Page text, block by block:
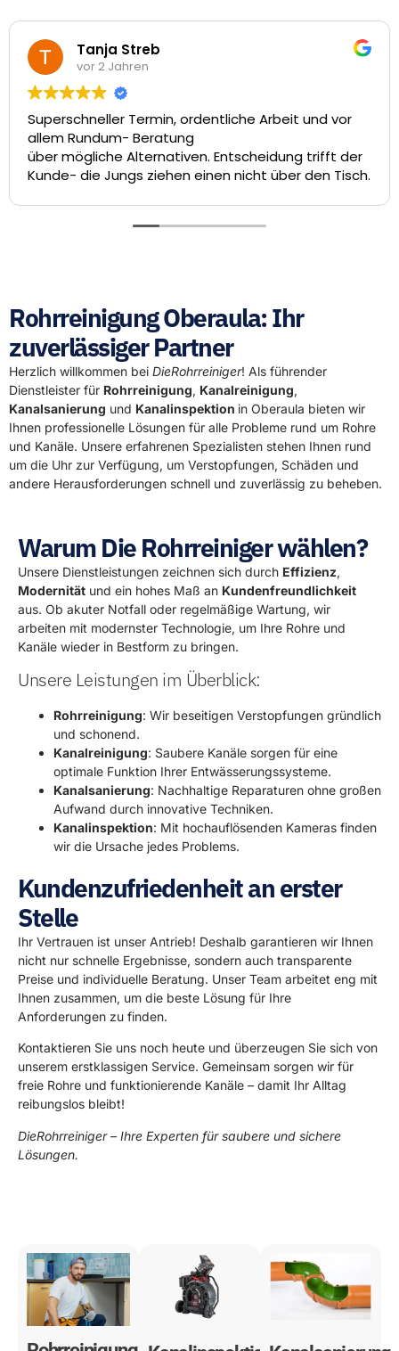
Tanja Streb
vor 2 Jahren
Termin, ordentliche Arbeit und vor
Rundum- Beratung
mögliche Alternativen. Entscheidung trifft der
die Jungs ziehen einen nicht über den Tisch.
Rohrreinigung Oberaula: Ihr
zuverlässiger Partner
Herzlich willkommen bei DieRohrreiniger! Als führender
Dienstleister für Rohrreinigung, Kanalreinigung,
Kanalsanierung und Kanalinspektion in Oberaula bieten wir
Ihnen professionelle Lösungen für alle Probleme rund um Rohre
und Kanäle. Unsere erfahrenen Spezialisten stehen Ihnen rund
um die Uhr zur Verfügung, um Verstopfungen, Schäden und
andere Herausforderungen schnell und zuverlässig zu beheben.
Warum Die Rohrreiniger wählen?
Unsere Dienstleistungen zeichnen sich durch Effizienz,
Modernität und ein hohes Maß an Kundenfreundlichkeit
aus. Ob akuter Notfall oder regelmäßige Wartung, wir
arbeiten mit modernster Technologie, um Ihre Rohre und
Kanäle wieder in Bestform zu bringen.
Unsere Leistungen im Überblick:
Rohrreinigung: Wir beseitigen Verstopfungen gründlich
und schonend.
Kanalreinigung: Saubere Kanäle sorgen für eine
optimale Funktion Ihrer Entwässerungssysteme.
Kanalsanierung: Nachhaltige Reparaturen ohne großen
Aufwand durch innovative Techniken.
Kanalinspektion: Mit hochauflösenden Kameras finden
wir die Ursache jedes Problems.
Kundenzufriedenheit an erster
Stelle
Ihr Vertrauen ist unser Antrieb! Deshalb garantieren wir Ihnen
nicht nur schnelle Ergebnisse, sondern auch transparente
Preise und individuelle Beratung. Unser Team arbeitet eng mit
Ihnen zusammen, um die beste Lösung für Ihre
Anforderungen zu finden.
Kontaktieren Sie uns noch heute und überzeugen Sie sich von
unserem erstklassigen Service. Gemeinsam sorgen wir für
freie Rohre und funktionierende Kanäle – damit Ihr Alltag
reibungslos bleibt!
DieRohrreiniger – Ihre Experten für saubere und sichere
Lösungen.